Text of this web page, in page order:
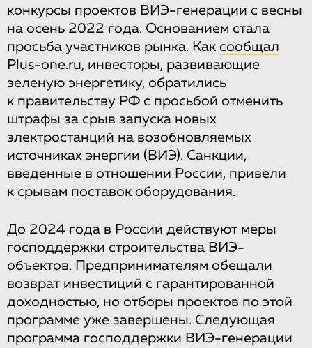
конкурсы проектов ВИЭ-генерации с весны
на осень 2022 года. Основанием стала
просьба участников рынка. Как сообщал
Рlus-one.ru, инвесторы, развивающие
зеленую энергетику, обратились
к правительству РФ с просьбой отменить
штрафы за срыв запуска новых
электростанций на возобновляемых
источниках энергии (ВИЭ). Санкции,
введенные в отношении России, привели
к срывам поставок оборудования.
До 2024 года в России действуют меры
господдержки строительства ВИЭ-
объектов. Предпринимателям обещали
возврат инвестиций с гарантированной
доходностью, но отборы проектов по этой
программе уже завершены. Следующая
программа господдержки ВИЭ-генерации